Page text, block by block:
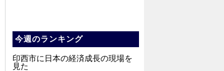
今週のランキング
印西市に日本の経済成長の現場を
見た